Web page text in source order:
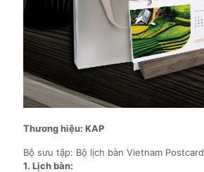
Thương hiệu: KAP
Bộ sưu tập: Bộ lịch bàn Vietnam Postcard
1. Lịch bàn: